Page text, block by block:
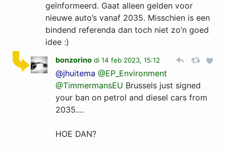
geïnformeerd. Gaat alleen gelden voor
nieuwe auto’s vanaf 2035. Misschien is een
bindend referenda dan toch niet zo’n goed
idee :)
bonzorino di 14 feb 2023, 15:12
@jhuitema @EP_Environment
@TimmermansEU Brussels just signed
your ban on petrol and diesel cars from
2035....
HOE DAN?